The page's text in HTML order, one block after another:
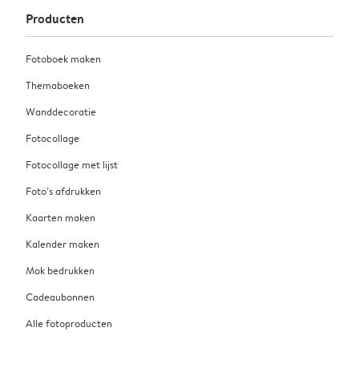
heeft, verras haar dan met haar favoriete momenten.
Dat is echt het perfecte cadeau voor haar.
Daarom zijn gepersonaliseerde cadeaus de beste
keuze. Maak van haar favoriete foto's een cadeau dat
ze voor altijd zal koesteren.
Producten
Fotoboek maken
Themaboeken
Wanddecoratie
Fotocollage
Fotocollage met lijst
Foto’s afdrukken
Kaarten maken
Kalender maken
Mok bedrukken
Cadeaubonnen
Alle fotoproducten